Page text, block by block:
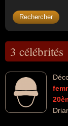
3 célébrités